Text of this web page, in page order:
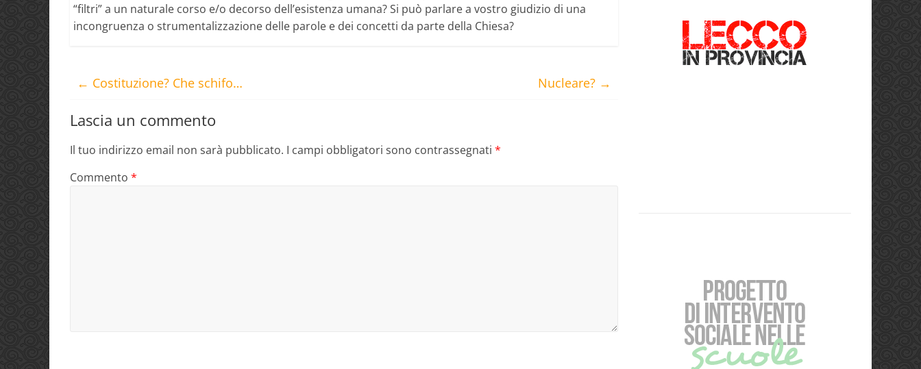
“filtri” a un naturale corso e/o decorso dell’esistenza umana? Si può parlare a vostro giudizio di una
incongruenza o strumentalizzazione delle parole e dei concetti da parte della Chiesa?
← Costituzione? Che schifo… Nucleare? →
Lascia un commento
Il tuo indirizzo email non sarà pubblicato. I campi obbligatori sono contrassegnati *
Commento *